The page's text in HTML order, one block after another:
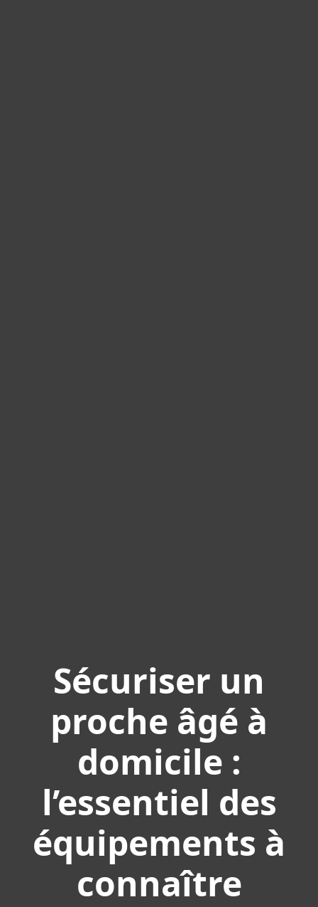
Sécuriser un
proche âgé à
domicile :
l’essentiel des
équipements à
connaître